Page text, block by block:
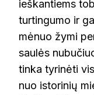
ieškantiems
turtingumo ir
mėnuo žymi
saulės
tinka tyrinėti
nuo istorinių